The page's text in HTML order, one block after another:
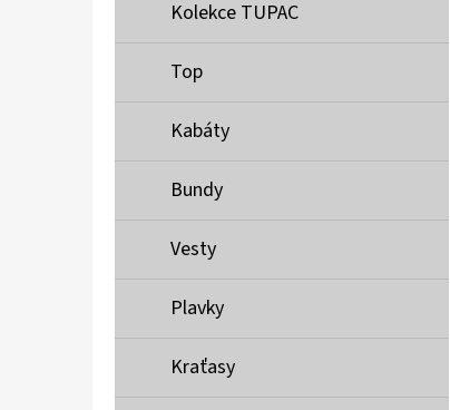
Kolekce TUPAC
Top
Kabáty
Bundy
Vesty
Plavky
Kraťasy
MUSTANG PÁSEK